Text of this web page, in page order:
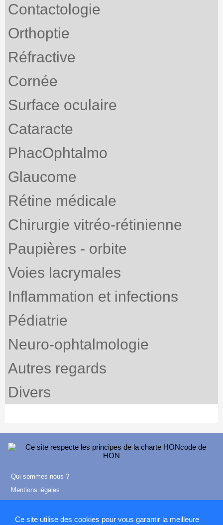
Ce site utilise des cookies pour vous garantir la meilleure
Contactologie
Orthoptie
Réfractive
Cornée
Surface oculaire
Cataracte
PhacOphtalmo
Glaucome
Rétine médicale
Chirurgie vitréo-rétinienne
Paupières - orbite
Voies lacrymales
Inflammation et infections
Pédiatrie
Neuro-ophtalmologie
Autres regards
Divers
Qui sommes nous ?
Mentions légales